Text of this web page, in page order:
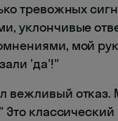
тревожных
уклончивые
мой
'да'!"
вежливый
Это